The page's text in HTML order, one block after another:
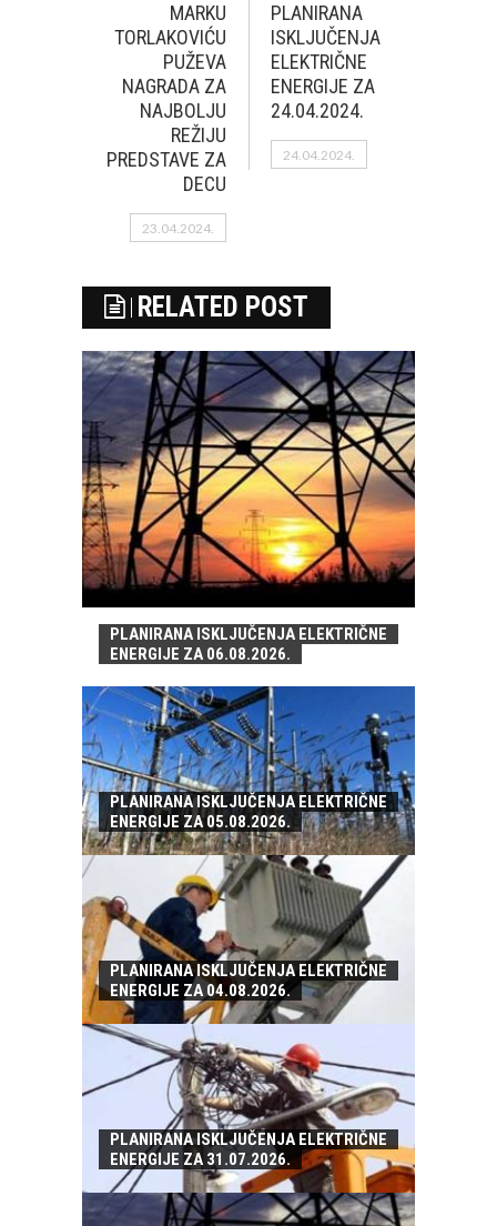
MARKU
TORLAKOVIĆU
PUŽEVA
NAGRADA ZA
NAJBOLJU
REŽIJU
PREDSTAVE ZA
DECU
23.04.2024.
PLANIRANA
ISKLJUČENJA
ELEKTRIČNE
ENERGIJE ZA
24.04.2024.
24.04.2024.
RELATED POST
PLANIRANA ISKLJUČENJA ELEKTRIČNE
ENERGIJE ZA 06.08.2026.
PLANIRANA ISKLJUČENJA ELEKTRIČNE
ENERGIJE ZA 05.08.2026.
PLANIRANA ISKLJUČENJA ELEKTRIČNE
ENERGIJE ZA 04.08.2026.
PLANIRANA ISKLJUČENJA ELEKTRIČNE
ENERGIJE ZA 31.07.2026.